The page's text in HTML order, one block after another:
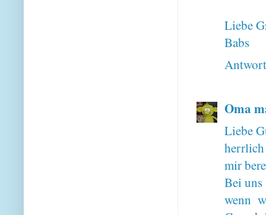
Liebe
Babs
Oma
Liebe
mir
Bei uns
wenn